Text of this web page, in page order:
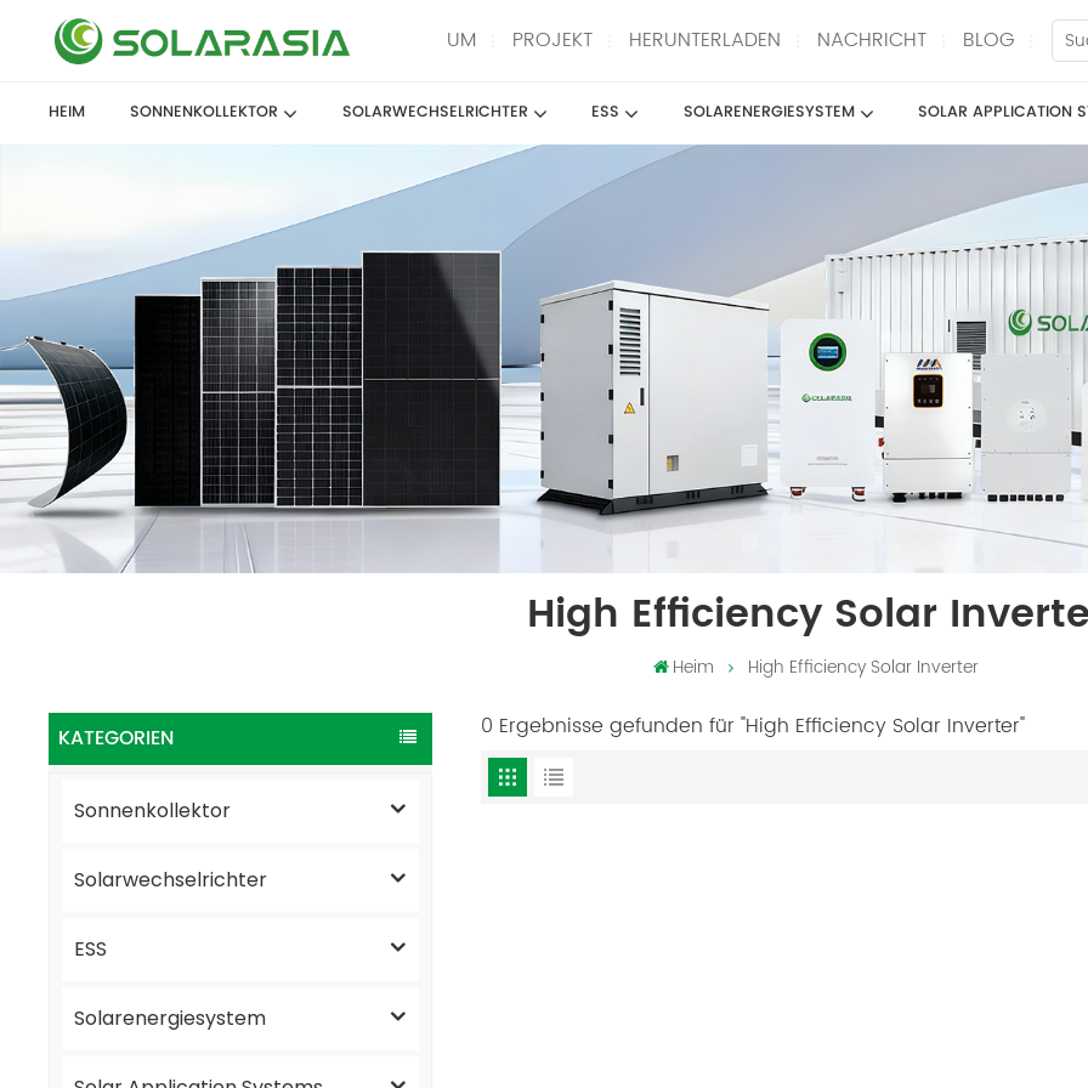
UM PROJEKT HERUNTERLADEN NACHRICHT BLOG
HEIM SONNENKOLLEKTOR SOLARWECHSELRICHTER ESS SOLARENERGIESYSTEM SOLAR APPLICATION
High Efficiency Solar
Heim High Efficiency Solar Inverter
KATEGORIEN
Sonnenkollektor
Solarwechselrichter
ESS
Solarenergiesystem
0 Ergebnisse gefunden für "High Efficiency Solar Inverter"